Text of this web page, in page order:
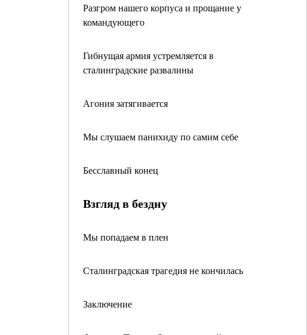
Разгром нашего корпуса и прощание у
командующего
Гибнущая армия устремляется в
сталинградские развалины
Агония затягивается
Мы слушаем панихиду по самим себе
Бесславный конец
Взгляд в бездну
Мы попадаем в плен
Сталинградская трагедия не кончилась
Заключение